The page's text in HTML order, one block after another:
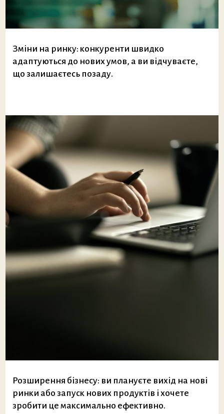
Зміни на ринку: конкуренти швидко
адаптуються до нових умов, а ви відчуваєте,
що залишаєтесь позаду.
Розширення бізнесу: ви плануєте вихід на нові
ринки або запуск нових продуктів і хочете
зробити це максимально ефективно.